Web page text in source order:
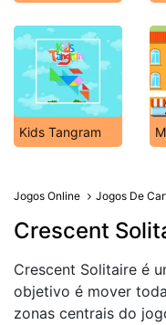
Kids Tangram
Jogos Online Jogos De
Crescent
Crescent Solitaire é
objetivo é mover
zonas centrais do